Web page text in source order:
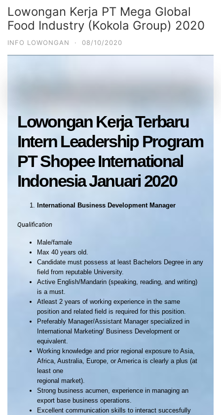
Lowongan Kerja PT Mega Global
Food Industry (Kokola Group) 2020
INFO LOWONGAN · 08/10/2020
Lowongan Kerja Terbaru
Intern Leadership Program
PT Shopee International
Indonesia Januari 2020
International Business Development Manager
Qualification
Male/famale
Max 40 years old.
Candidate must possess at least Bachelors Degree in any
field from reputable University.
Active English/Mandarin (speaking, reading, and writing)
is a must.
Atleast 2 years of working experience in the same
position and related field is required for this position.
Preferably Manager/Assistant Manager specialized in
International Marketing/ Business Development or
equivalent.
Working knowledge and prior regional exposure to Asia,
Africa, Australia, Europe, or America is clearly a plus (at
least one
regional market).
Strong business acumen, experience in managing an
export base business operations.
Excellent communication skills to interact succesfully